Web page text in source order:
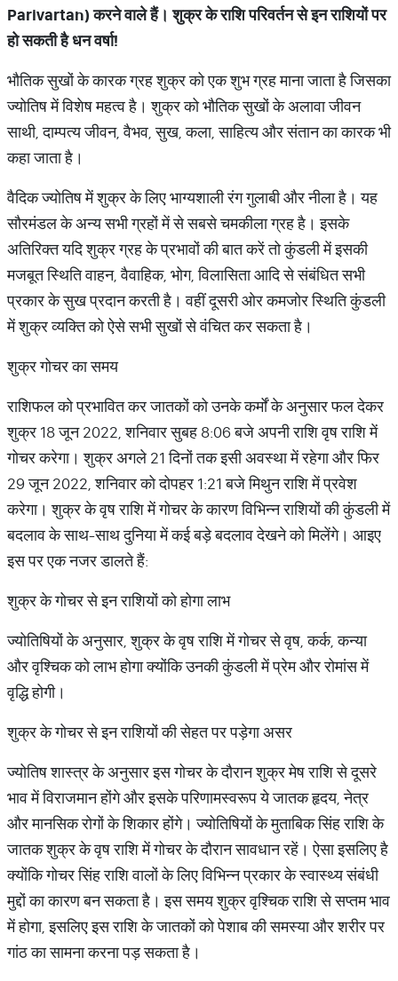
Parivartan)करनेवालेहैं। शुक्रकेराशिपरिवर्तनसेइनराशियोंपर
होसकतीहैधनवर्षा!
भौतिक सुखों के कारक ग्रह शुक्र को एक शुभ ग्रह माना जाता है जिसका
ज्योतिष में विशेष महत्व है। शुक्र को भौतिक सुखों के अलावा जीवन
साथी, दाम्पत्य जीवन, वैभव, सुख, कला, साहित्य और संतान का कारक भी
कहा जाता है।
वैदिक ज्योतिष में शुक्र के लिए भाग्यशाली रंग गुलाबी और नीला है। यह
सौरमंडल के अन्य सभी ग्रहों में से सबसे चमकीला ग्रह है। इसके
अतिरिक्त यदि शुक्र ग्रह के प्रभावों की बात करें तो कुंडली में इसकी
मजबूत स्थिति वाहन, वैवाहिक, भोग, विलासिता आदि से संबंधित सभी
प्रकार के सुख प्रदान करती है। वहीं दूसरी ओर कमजोर स्थिति कुंडली
में शुक्र व्यक्ति को ऐसे सभी सुखों से वंचित कर सकता है।
शुक्र गोचर का समय
राशिफल को प्रभावित कर जातकों को उनके कर्मों के अनुसार फल देकर
शुक्र 18 जून 2022, शनिवार सुबह 8:06 बजे अपनी राशि वृष राशि में
गोचर करेगा। शुक्र अगले 21 दिनों तक इसी अवस्था में रहेगा और फिर
29 जून 2022, शनिवार को दोपहर 1:21 बजे मिथुन राशि में प्रवेश
करेगा। शुक्र के वृष राशि में गोचर के कारण विभिन्न राशियों की कुंडली में
बदलाव के साथ-साथ दुनिया में कई बड़े बदलाव देखने को मिलेंगे। आइए
इस पर एक नजर डालते हैं:
शुक्र के गोचर से इन राशियों को होगा लाभ
ज्योतिषियों के अनुसार, शुक्र के वृष राशि में गोचर से वृष, कर्क, कन्या
और वृश्चिक को लाभ होगा क्योंकि उनकी कुंडली में प्रेम और रोमांस में
वृद्धि होगी।
शुक्र के गोचर से इन राशियों की सेहत पर पड़ेगा असर
ज्योतिष शास्त्र के अनुसार इस गोचर के दौरान शुक्र मेष राशि से दूसरे
भाव में विराजमान होंगे और इसके परिणामस्वरूप ये जातक हृदय, नेत्र
और मानसिक रोगों के शिकार होंगे। ज्योतिषियों के मुताबिक सिंह राशि के
जातक शुक्र के वृष राशि में गोचर के दौरान सावधान रहें। ऐसा इसलिए है
क्योंकि गोचर सिंह राशि वालों के लिए विभिन्न प्रकार के स्वास्थ्य संबंधी
मुद्दों का कारण बन सकता है। इस समय शुक्र वृश्चिक राशि से सप्तम भाव
में होगा, इसलिए इस राशि के जातकों को पेशाब की समस्या और शरीर पर
गांठ का सामना करना पड़ सकता है।